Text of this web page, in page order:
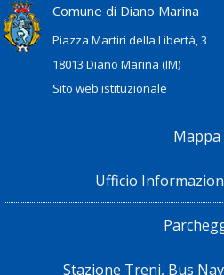
Comune di Diano Marina
Piazza Martiri della Libertà, 3
18013 Diano Marina (IM)
Sito web istituzionale
Mappa
Ufficio
Stazione Treni, Bus